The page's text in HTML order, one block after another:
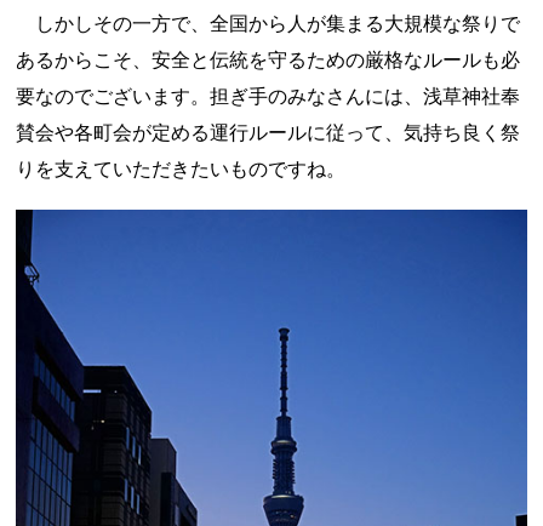
しかしその一方で、全国から人が集まる大規模な祭りで
あるからこそ、安全と伝統を守るための厳格なルールも必
要なのでございます。担ぎ手のみなさんには、浅草神社奉
賛会や各町会が定める運行ルールに従って、気持ち良く祭
りを支えていただきたいものですね。